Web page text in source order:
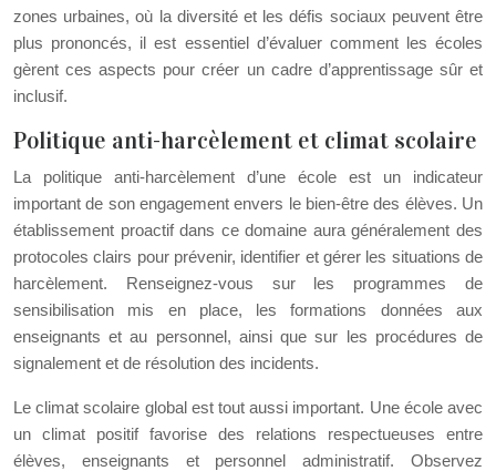
zones urbaines, où la diversité et les défis sociaux peuvent être
plus prononcés, il est essentiel d’évaluer comment les écoles
gèrent ces aspects pour créer un cadre d’apprentissage sûr et
inclusif.
Politique anti-harcèlement et climat scolaire
La politique anti-harcèlement d’une école est un indicateur
important de son engagement envers le bien-être des élèves. Un
établissement proactif dans ce domaine aura généralement des
protocoles clairs pour prévenir, identifier et gérer les situations de
harcèlement. Renseignez-vous sur les programmes de
sensibilisation mis en place, les formations données aux
enseignants et au personnel, ainsi que sur les procédures de
signalement et de résolution des incidents.
Le climat scolaire global est tout aussi important. Une école avec
un climat positif favorise des relations respectueuses entre
élèves, enseignants et personnel administratif. Observez